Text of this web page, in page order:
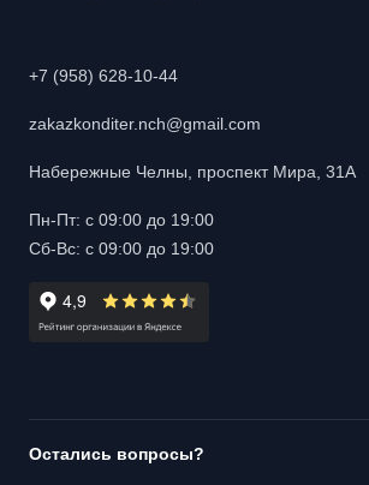
+7 (958) 628-10-44
zakazkonditer.nch@gmail.com
Набережные Челны, проспект Мира, 31А
Пн-Пт: с 09:00 до 19:00
Сб-Вс: с 09:00 до 19:00
Остались вопросы?